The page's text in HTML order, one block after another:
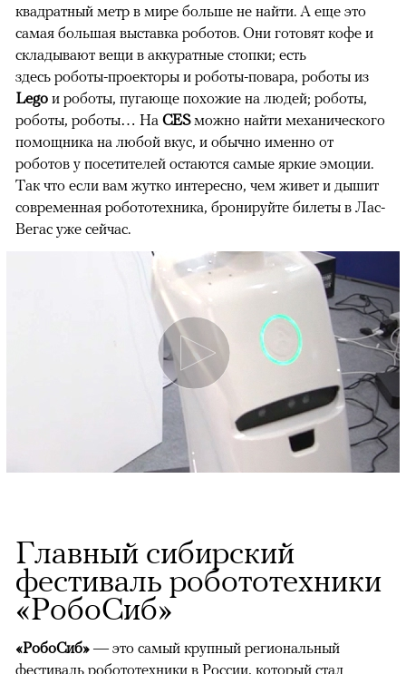
квадратный метр в мире больше не найти. А еще это
самая большая выставка роботов. Они готовят кофе и
складывают вещи в аккуратные стопки; есть
здесь роботы-проекторы и роботы-повара, роботы из
Lego и роботы, пугающе похожие на людей; роботы,
роботы, роботы… На CESможно найти механического
помощника на любой вкус, и обычно именно от
роботов у посетителей остаются самые яркие эмоции.
Так что если вам жутко интересно, чем живет и дышит
современная робототехника, бронируйте билеты в Лас-
Вегас уже сейчас.
Главный сибирский
фестиваль робототехники
«РобоСиб»
«РобоСиб» — это самый крупный региональный
фестиваль робототехники в России, который стал